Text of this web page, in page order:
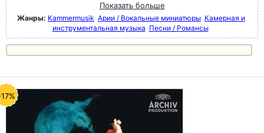
Показать больше
Жанры: Kammermusik Арии / Вокальные миниатюры Камерная и
инструментальная музыка Песни / Романсы